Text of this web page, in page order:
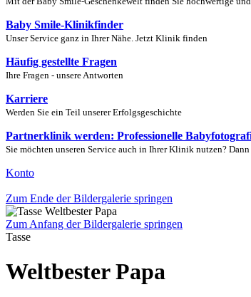
Baby Smile-Klinikfinder
Unser Service ganz in Ihrer Nähe. Jetzt Klinik finden
Häufig gestellte Fragen
Ihre Fragen - unsere Antworten
Karriere
Werden Sie ein Teil unserer Erfolgsgeschichte
Partnerklinik werden: Professionelle
Sie möchten unseren Service auch in Ihrer Klinik nutzen? Dann
Konto
Zum Ende der Bildergalerie springen
Zum Anfang der Bildergalerie springen
Tasse
Weltbester Papa